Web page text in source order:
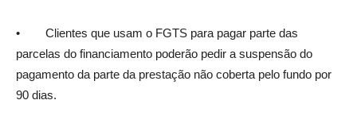
• Clientes que usam o FGTS para pagar parte das
parcelas do financiamento poderão pedir a suspensão do
pagamento da parte da prestação não coberta pelo fundo por
90 dias.